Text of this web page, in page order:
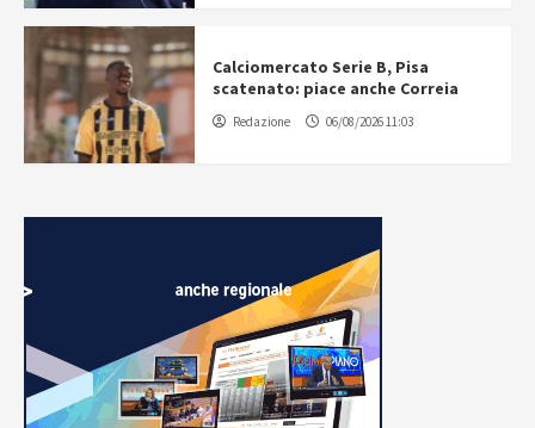
Calciomercato Serie B, Pisa
scatenato: piace anche Correia
Redazione 06/08/2026 11:03